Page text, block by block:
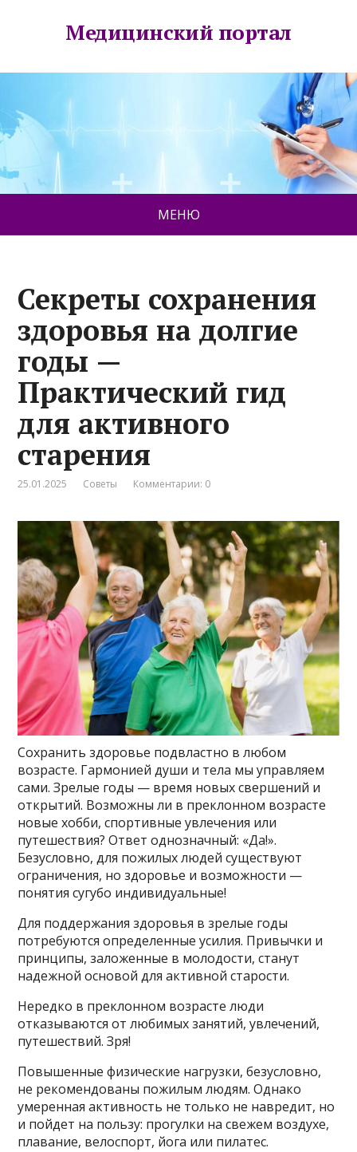
Медицинский портал
МЕНЮ
Секреты сохранения
здоровья на долгие
годы —
Практический гид
для активного
старения
25.01.2025 Советы Комментарии: 0
Сохранить здоровье подвластно в любом
возрасте. Гармонией души и тела мы управляем
сами. Зрелые годы — время новых свершений и
открытий. Возможны ли в преклонном возрасте
новые хобби, спортивные увлечения или
путешествия? Ответ однозначный: «Да!».
Безусловно, для пожилых людей существуют
ограничения, но здоровье и возможности —
понятия сугубо индивидуальные!
Для поддержания здоровья в зрелые годы
потребуются определенные усилия. Привычки и
принципы, заложенные в молодости, станут
надежной основой для активной старости.
Нередко в преклонном возрасте люди
отказываются от любимых занятий, увлечений,
путешествий. Зря!
Повышенные физические нагрузки, безусловно,
не рекомендованы пожилым людям. Однако
умеренная активность не только не навредит, но
и пойдет на пользу: прогулки на свежем воздухе,
плавание, велоспорт, йога или пилатес.